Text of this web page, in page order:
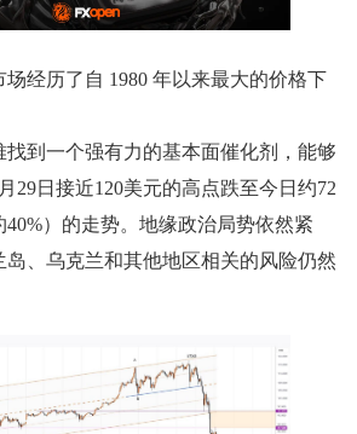
经历了自 1980 年以来最大的价格下
到一个强有力的基本面催化剂，能够
29日接近120美元的高点跌至今日约72
）的走势。地缘政治局势依然紧
、乌克兰和其他地区相关的风险仍然